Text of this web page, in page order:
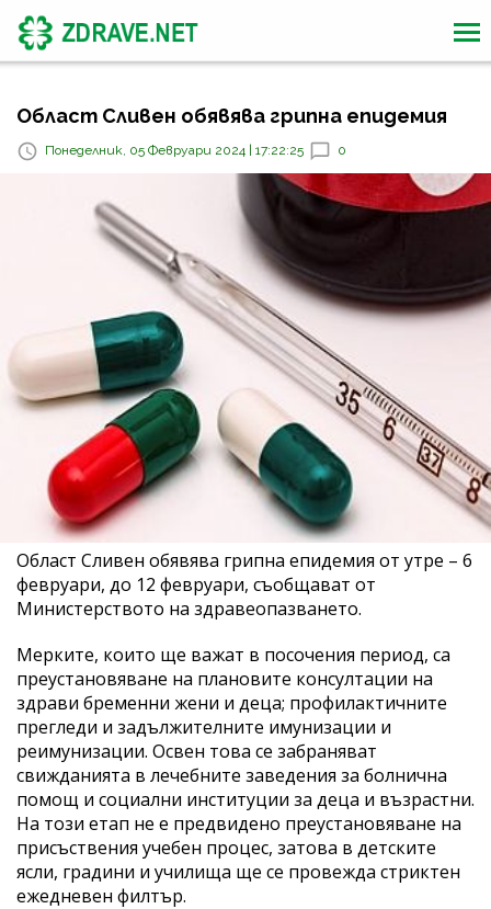
Област Сливен обявява грипна епидемия
Понеделник, 05 Февруари 2024 | 17:22:25 0
Област Сливен обявява грипна епидемия от утре – 6
февруари, до 12 февруари, съобщават от
Министерството на здравеопазването.
Мерките, които ще важат в посочения период, са
преустановяване на плановите консултации на
здрави бременни жени и деца; профилактичните
прегледи и задължителните имунизации и
реимунизации. Освен това се забраняват
свижданията в лечебните заведения за болнична
помощ и социални институции за деца и възрастни.
На този етап не е предвидено преустановяване на
присъствения учебен процес, затова в детските
ясли, градини и училища ще се провежда стриктен
ежедневен филтър.